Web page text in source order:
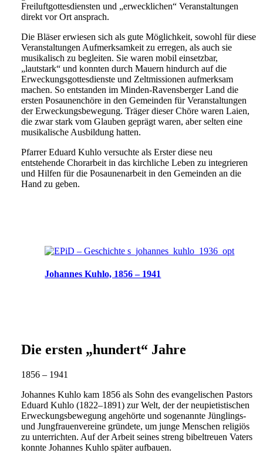
Freiluftgottesdiensten und „erwecklichen“ Veranstaltungen
direkt vor Ort ansprach.
Die Bläser erwiesen sich als gute Möglichkeit, sowohl für diese
Veranstaltungen Aufmerksamkeit zu erregen, als auch sie
musikalisch zu begleiten. Sie waren mobil einsetzbar,
„lautstark“ und konnten durch Mauern hindurch auf die
Erweckungsgottesdienste und Zeltmissionen aufmerksam
machen. So entstanden im Minden-Ravensberger Land die
ersten Posaunenchöre in den Gemeinden für Veranstaltungen
der Erweckungsbewegung. Träger dieser Chöre waren Laien,
die zwar stark vom Glauben geprägt waren, aber selten eine
musikalische Ausbildung hatten.
Pfarrer Eduard Kuhlo versuchte als Erster diese neu
entstehende Chorarbeit in das kirchliche Leben zu integrieren
und Hilfen für die Posaunenarbeit in den Gemeinden an die
Hand zu geben.
Johannes Kuhlo, 1856 – 1941
Die ersten „hundert“ Jahre
1856 – 1941
Johannes Kuhlo kam 1856 als Sohn des evangelischen Pastors
Eduard Kuhlo (1822–1891) zur Welt, der der neupietistischen
Erweckungsbewegung angehörte und sogenannte Jünglings-
und Jungfrauenvereine gründete, um junge Menschen religiös
zu unterrichten. Auf der Arbeit seines streng bibeltreuen Vaters
konnte Johannes Kuhlo später aufbauen.